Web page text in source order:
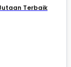
Terbaik